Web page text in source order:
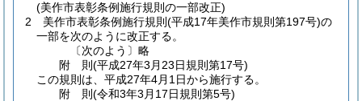
(美作市表彰条例施行規則の一部改正)
2
美作市表彰条例施行規則 (平成17年美作市規則第197号)の
一部を次のように改正する。
〔次のよう〕略
附 則(平成27年3月23日規則第17号)
この規則は、平成27年4月1日から施行する。
附 則(令和3年3月17日規則第5号)